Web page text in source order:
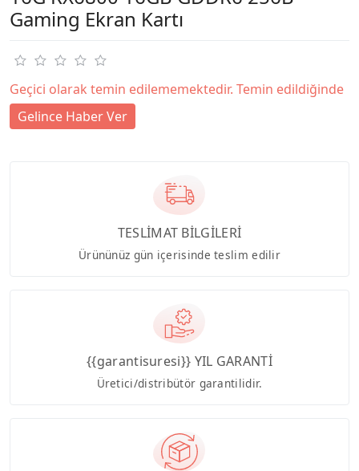
Gaming Ekran Kartı
Geçici olarak temin edilememektedir. Temin edildiğinde
Gelince Haber Ver
TESLİMAT BİLGİLERİ
Ürününüz gün içerisinde teslim edilir
{{garantisuresi}} YIL GARANTİ
Üretici/distribütör garantilidir.